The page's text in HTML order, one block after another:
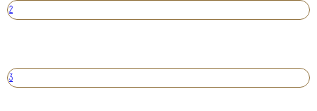
2
3